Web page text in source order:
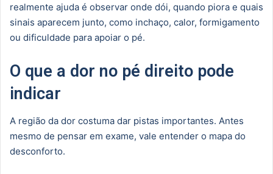
realmente ajuda é observar onde dói, quando piora e quais
sinais aparecem junto, como inchaço, calor, formigamento
ou dificuldade para apoiar o pé.
O que a dor no pé direito pode
indicar
A região da dor costuma dar pistas importantes. Antes
mesmo de pensar em exame, vale entender o mapa do
desconforto.